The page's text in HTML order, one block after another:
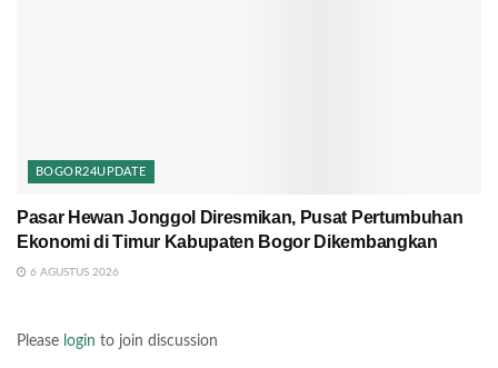
BOGOR24UPDATE
Pasar Hewan Jonggol Diresmikan, Pusat Pertumbuhan
Ekonomi di Timur Kabupaten Bogor Dikembangkan
6 AGUSTUS 2026
Please login to join discussion